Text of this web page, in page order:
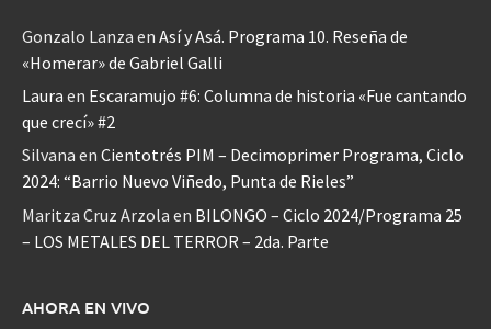
Gonzalo Lanza en Así y Asá. Programa 10. Reseña de
«Homerar» de Gabriel Galli
Laura en Escaramujo #6: Columna de historia «Fue cantando
que crecí» #2
Silvana en Cientotrés PIM – Decimoprimer Programa, Ciclo
2024: “Barrio Nuevo Viñedo, Punta de Rieles”
Maritza Cruz Arzola en BILONGO – Ciclo 2024/Programa 25
– LOS METALES DEL TERROR – 2da. Parte
AHORA EN VIVO